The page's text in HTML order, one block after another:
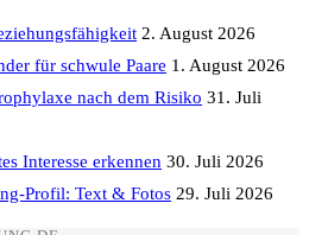
2. August 2026
für schwule Paare 1. August 2026
nach dem Risiko 31. Juli
Interesse erkennen 30. Juli 2026
Profil: Text & Fotos 29. Juli 2026